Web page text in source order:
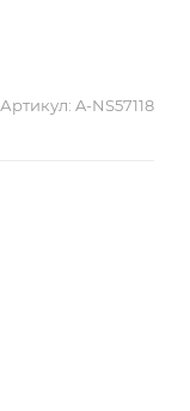
Артикул: A-NS57118